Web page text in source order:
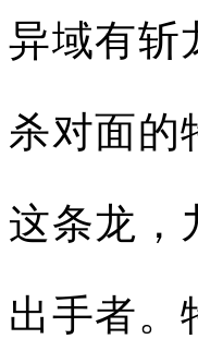
异域有斩
杀对面的
这条龙，
出手者。